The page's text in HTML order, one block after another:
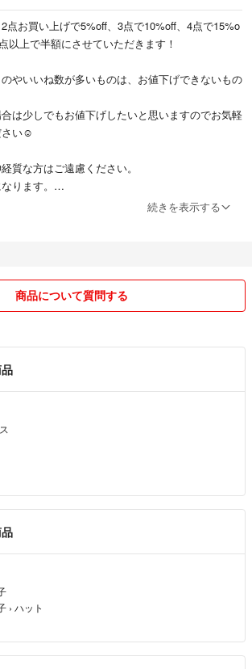
点お買い上げで5%off、3点で10%off、4点で15%o
以上で半額にさせていただきます！
やいいね数が多いものは、お値下げできないもの
は少しでもお値下げしたいと思いますのでお気軽
さい☺️
質な方はご遠慮ください。
ります。
続きを表示する
商品について質問する
› ハット